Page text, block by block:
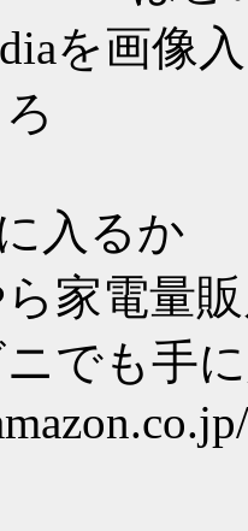
を画像
入るか
家電量
でも手